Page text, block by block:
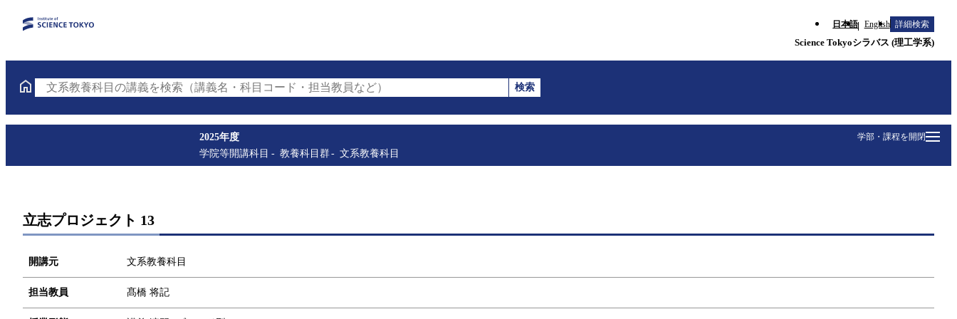
日本語 English 詳細検索
Science Tokyoシラバス (理工学系)
文系教養科目の講義を検索（講義名・科目コード・担当教員など）
検索
学部・課程を開閉
2025年度
学院等開講科目
教養科目群 文系教養科目
立志プロジェクト 13
開講元 文系教養科目
担当教員 髙橋 将記